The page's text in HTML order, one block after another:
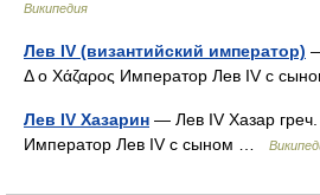
Википедия
Лев IV (византийский император)
Δ o Χάζαρος Император Лев IV с
Лев IV Хазарин — Лев IV Хазар
Император Лев IV с сыном …